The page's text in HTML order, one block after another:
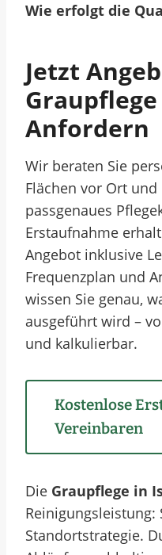
Wie erfolgt die
Jetzt
Anfordern
Wir beraten Sie
Flächen vor Ort
passgenaues
Erstaufnahme
Angebot inklusive
Frequenzplan und
wissen Sie genau,
ausgeführt wird –
und kalkulierbar.
Kostenlose
Vereinbaren
Die Graupflege in
Reinigungsleistung:
Standortstrategie.